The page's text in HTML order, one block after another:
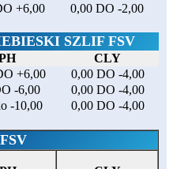
+6,00 0,00 DO -2,00
SZLIF FSV
CLY
+6,00
0,00 DO -4,00
-6,00
0,00 DO -4,00
-10,00 0,00 DO -4,00